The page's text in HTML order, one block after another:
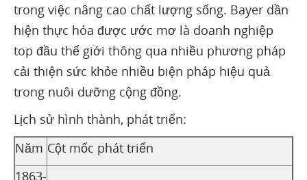
trong việc nâng cao chất lượng sống. Bayer dần
hiện thực hóa được ước mơ là doanh nghiệp
top đầu thế giới thông qua nhiều phương pháp
cải thiện sức khỏe nhiều biện pháp hiệu quả
trong nuôi dưỡng cộng đồng.
Lịch sử hình thành, phát triển:
Năm Cột mốc phát triển
1863-